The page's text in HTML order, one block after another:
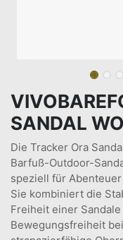
SANDAL
Die Tracker Ora
Barfuß-Outdoor-
speziell für
Sie kombiniert die
Freiheit einer
Bewegungsfreiheit